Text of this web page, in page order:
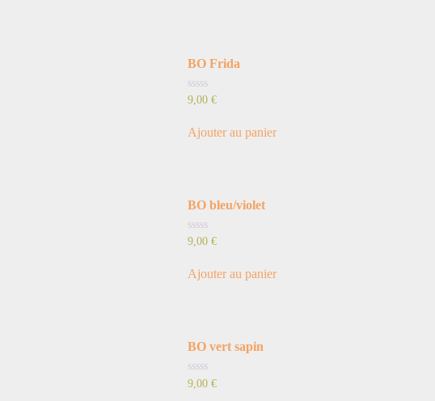
BO Frida
Note
5
9,00 €
Ajouter au panier
BO bleu/violet
Note
5
9,00 €
Ajouter au panier
BO vert sapin
Note
9,00 €